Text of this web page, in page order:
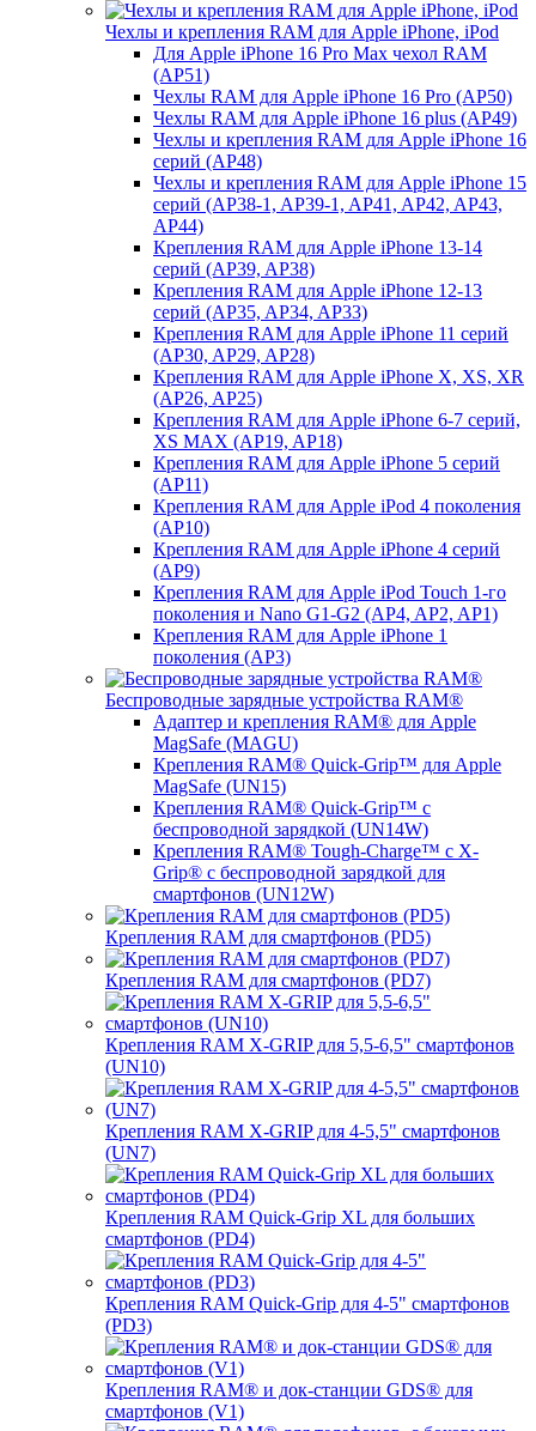
Чехлы и крепления RAM для Apple iPhone, iPod
Для Apple iPhone 16 Pro Max чехол RAM
(AP51)
Чехлы RAM для Apple iPhone 16 Pro (AP50)
Чехлы RAM для Apple iPhone 16 plus (AP49)
Чехлы и крепления RAM для Apple iPhone 16
серий (AP48)
Чехлы и крепления RAM для Apple iPhone 15
серий (AP38-1, AP39-1, AP41, AP42, AP43,
AP44)
Крепления RAM для Apple iPhone 13-14
серий (AP39, AP38)
Крепления RAM для Apple iPhone 12-13
серий (AP35, AP34, AP33)
Крепления RAM для Apple iPhone 11 серий
(AP30, AP29, AP28)
Крепления RAM для Apple iPhone X, XS, XR
(AP26, AP25)
Крепления RAM для Apple iPhone 6-7 серий,
XS MAX (AP19, AP18)
Крепления RAM для Apple iPhone 5 серий
(AP11)
Крепления RAM для Apple iPod 4 поколения
(AP10)
Крепления RAM для Apple iPhone 4 серий
(AP9)
Крепления RAM для Apple iPod Touch 1-го
поколения и Nano G1-G2 (AP4, AP2, AP1)
Крепления RAM для Apple iPhone 1
поколения (AP3)
Беспроводные зарядные устройства RAM®
Адаптер и крепления RAM® для Apple
MagSafe (MAGU)
Крепления RAM® Quick-Grip™ для Apple
MagSafe (UN15)
Крепления RAM® Quick-Grip™ с
беспроводной зарядкой (UN14W)
Крепления RAM® Tough-Charge™ с X-
Grip® с беспроводной зарядкой для
смартфонов (UN12W)
Крепления RAM для смартфонов (PD5)
Крепления RAM для смартфонов (PD7)
Крепления RAM X-GRIP для 5,5-6,5" смартфонов
(UN10)
Крепления RAM X-GRIP для 4-5,5" смартфонов
(UN7)
Крепления RAM Quick-Grip XL для больших
смартфонов (PD4)
Крепления RAM Quick-Grip для 4-5" смартфонов
(PD3)
Крепления RAM® и док-станции GDS® для
смартфонов (V1)